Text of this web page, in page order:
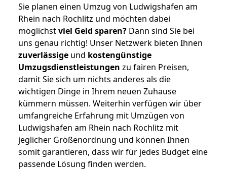
Sie planen einen Umzug von Ludwigshafen am
Rhein nach Rochlitz und möchten dabei
möglichstviel Geld sparen? Dann sind Sie bei
uns genau richtig! Unser Netzwerk bieten Ihnen
zuverlässige und kostengünstige
Umzugsdienstleistungen zu fairen Preisen,
damit Sie sich um nichts anderes als die
wichtigen Dinge in Ihrem neuen Zuhause
kümmern müssen. Weiterhin verfügen wir über
umfangreiche Erfahrung mit Umzügen von
Ludwigshafen am Rhein nach Rochlitz mit
jeglicher Größenordnung und können Ihnen
somit garantieren, dass wir für jedes Budget eine
passende Lösung finden werden.